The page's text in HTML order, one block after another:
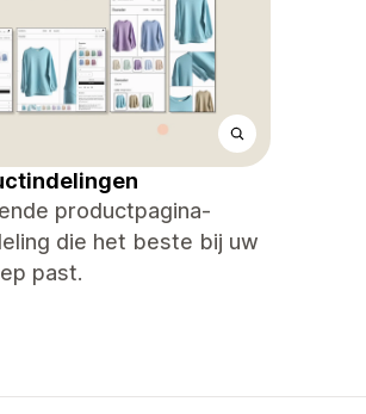
productpagina-
die het beste bij uw
past.